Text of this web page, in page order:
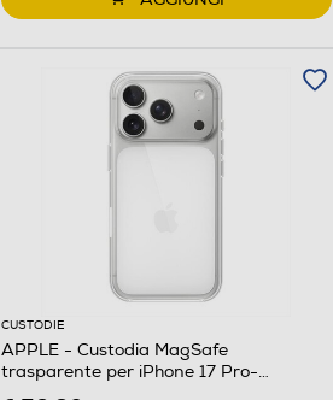
CUSTODIE
APPLE - Custodia MagSafe
trasparente per iPhone 17 Pro-